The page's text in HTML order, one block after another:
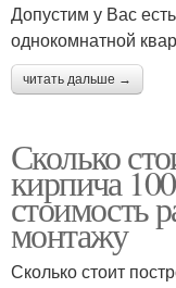
Допустим у Вас
однокомнатной
читать дальше →
Сколько
кирпича
стоимость
монтажу
Сколько стоит